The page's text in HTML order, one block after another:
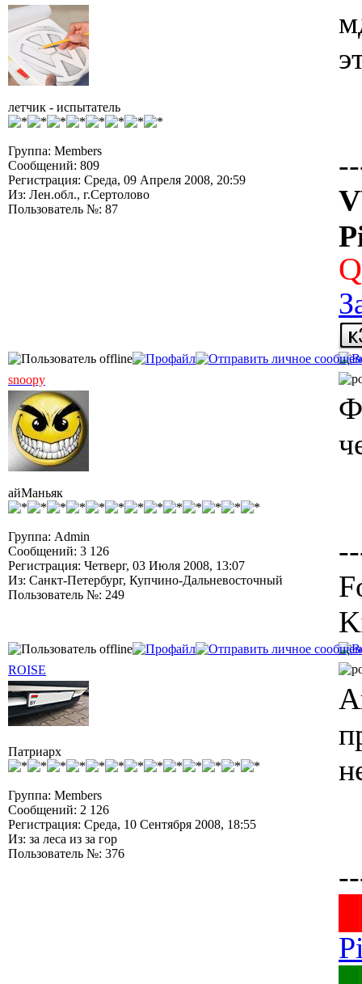
летчик - испытатель
Группа: Members
Сообщений: 809
Регистрация: Среда, 09 Апреля 2008, 20:59
Из: Лен.обл., г.Сертолово
Пользователь №: 87
snoopy
айМаньяк
Группа: Admin
Сообщений: 3 126
Регистрация: Четверг, 03 Июля 2008, 13:07
Из: Санкт-Петербург, Купчино-Дальневосточный
Пользователь №: 249
ROISE
Патриарх
Группа: Members
Сообщений: 2 126
Регистрация: Среда, 10 Сентября 2008, 18:55
Из: за леса из за гор
Пользователь №: 376